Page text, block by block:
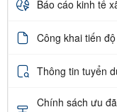
Báo cáo kinh tế
Công khai tiến
Thông tin tuyển
Chính sách ưu